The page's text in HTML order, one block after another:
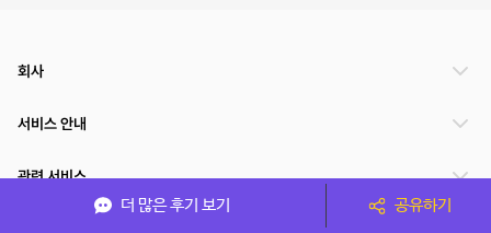
더 많은 후기 보기 공유하기
회사
서비스 안내
관련 서비스